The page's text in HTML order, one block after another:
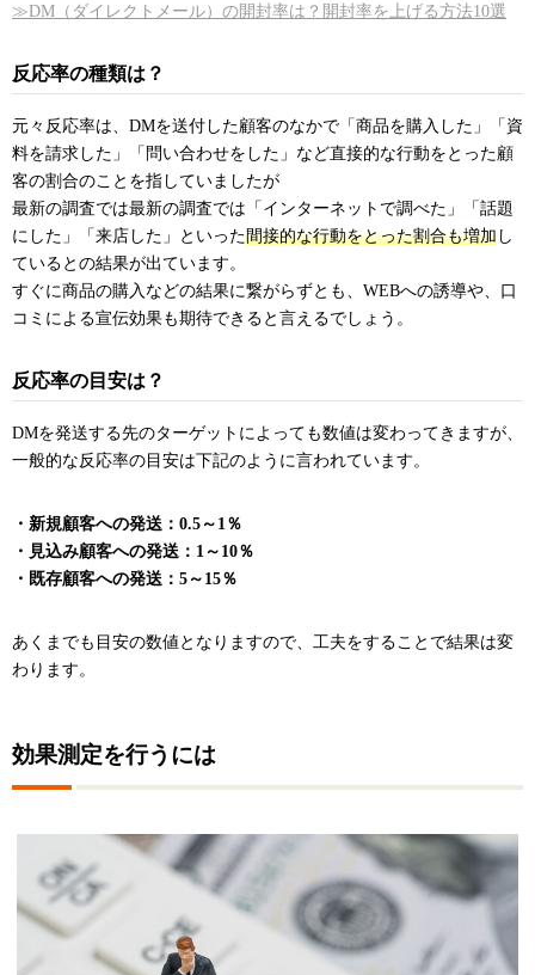
≫DM（ダイレクトメール）の開封率は？開封率を上げる方法10選
反応率の種類は？
元々反応率は、DMを送付した顧客のなかで「商品を購入した」「資
料を請求した」「問い合わせをした」など直接的な行動をとった顧
客の割合のことを指していましたが
最新の調査では最新の調査では「インターネットで調べた」「話題
にした」「来店した」といった間接的な行動をとった割合も増加 し
ているとの結果が出ています。
すぐに商品の購入などの結果に繋がらずとも、WEBへの誘導や、口
コミによる宣伝効果も期待できると言えるでしょう。
反応率の目安は？
DMを発送する先のターゲットによっても数値は変わってきますが、
一般的な反応率の目安は下記のように言われています。
・新規顧客への発送：0.5～1％
・見込み顧客への発送：1～10％
・既存顧客への発送：5～15％
あくまでも目安の数値となりますので、工夫をすることで結果は変
わります。
効果測定を行うには